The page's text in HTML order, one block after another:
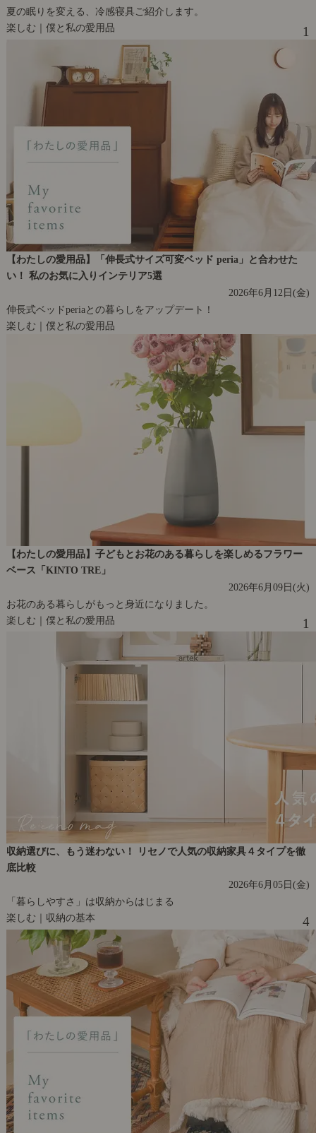
夏の眠りを変える、冷感寝具ご紹介します。
楽しむ｜僕と私の愛用品
1
【わたしの愛用品】「伸長式サイズ可変ベッド peria」と合わせた
い！ 私のお気に入りインテリア5選
2026年6月12日(金)
伸長式ベッドperiaとの暮らしをアップデート！
楽しむ｜僕と私の愛用品
【わたしの愛用品】子どもとお花のある暮らしを楽しめるフラワー
ベース「KINTO TRE」
2026年6月09日(火)
お花のある暮らしがもっと身近になりました。
楽しむ｜僕と私の愛用品
1
収納選びに、もう迷わない！ リセノで人気の収納家具４タイプを徹
底比較
2026年6月05日(金)
「暮らしやすさ」は収納からはじまる
楽しむ｜収納の基本
4